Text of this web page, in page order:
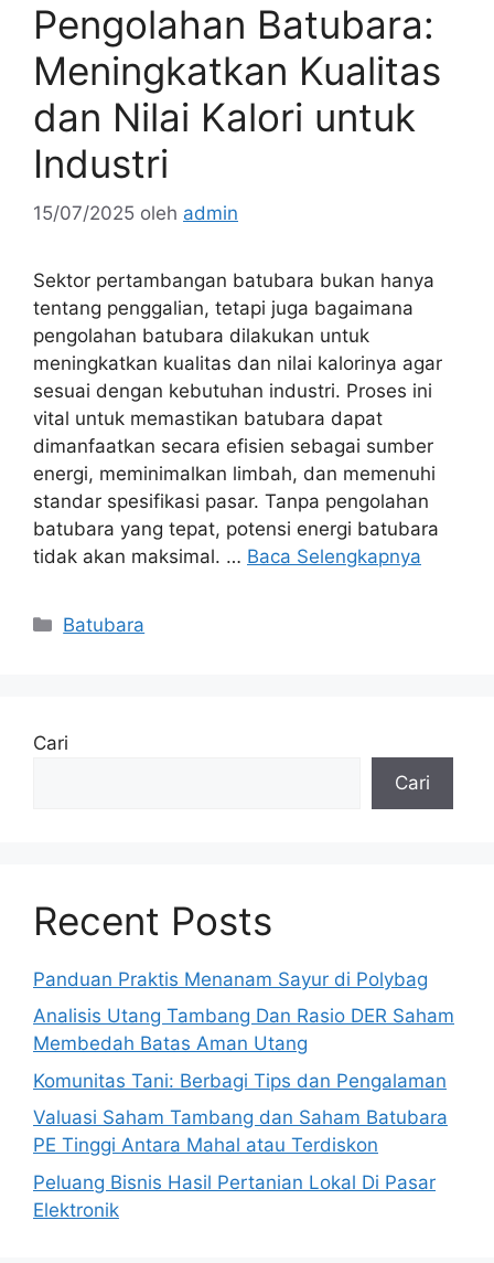
Pengolahan Batubara:
Meningkatkan Kualitas
dan Nilai Kalori untuk
Industri
15/07/2025 oleh admin
Sektor pertambangan batubara bukan hanya
tentang penggalian, tetapi juga bagaimana
pengolahan batubara dilakukan untuk
meningkatkan kualitas dan nilai kalorinya agar
sesuai dengan kebutuhan industri. Proses ini
vital untuk memastikan batubara dapat
dimanfaatkan secara efisien sebagai sumber
energi, meminimalkan limbah, dan memenuhi
standar spesifikasi pasar. Tanpa pengolahan
batubara yang tepat, potensi energi batubara
tidak akan maksimal. … Baca Selengkapnya
Kategori
Batubara
Cari
Cari
Recent Posts
Panduan Praktis Menanam Sayur di Polybag
Analisis Utang Tambang Dan Rasio DER Saham
Membedah Batas Aman Utang
Komunitas Tani: Berbagi Tips dan Pengalaman
Valuasi Saham Tambang dan Saham Batubara
PE Tinggi Antara Mahal atau Terdiskon
Peluang Bisnis Hasil Pertanian Lokal Di Pasar
Elektronik